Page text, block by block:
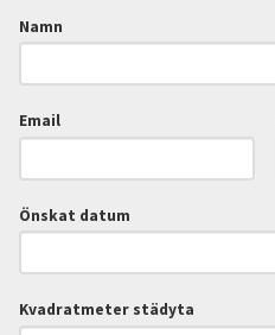
Namn
Email
Önskat datum
Kvadratmeter städyta